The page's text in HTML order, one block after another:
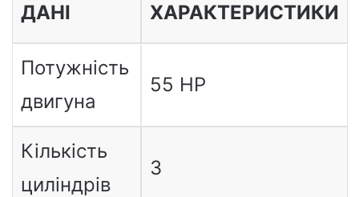
ДАНІ
ХАРАКТЕРИСТИКИ
Потужність
двигуна
55 HP
Кількість
циліндрів
3